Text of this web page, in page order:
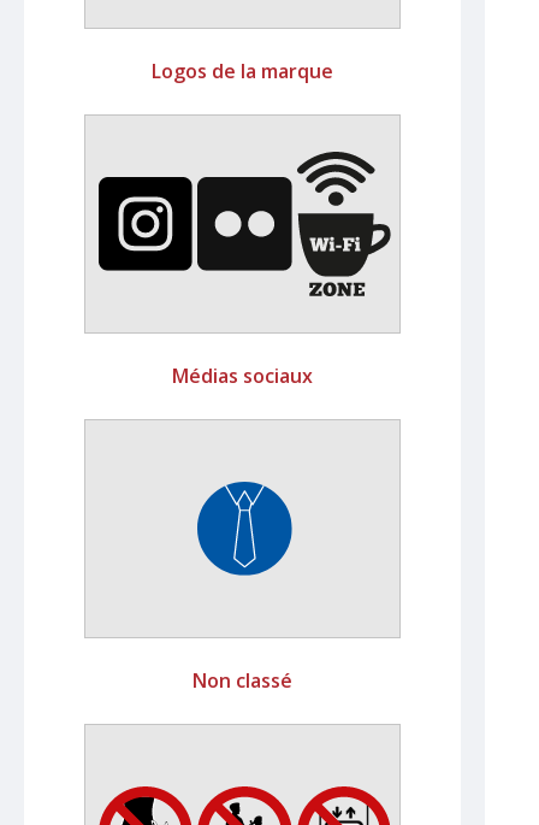
Logos de la marque
Médias sociaux
Non classé